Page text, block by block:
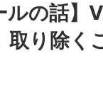
ルの話
り除く